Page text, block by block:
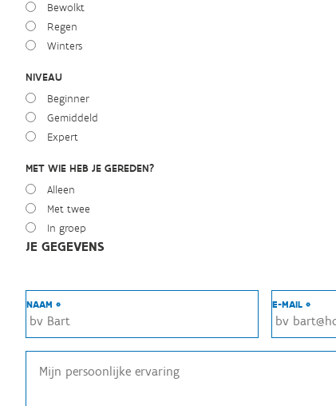
Bewolkt
Regen
Winters
NIVEAU
Beginner
Gemiddeld
Expert
MET WIE HEB JE GEREDEN?
Alleen
Met twee
In groep
JE GEGEVENS
NAAM * E-MAIL *